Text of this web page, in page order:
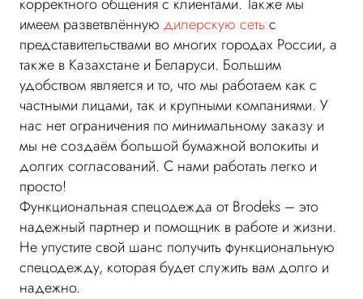
имеем разветвлённую дилерскую сетьс
представительствами во многих городах России, а
также в Казахстане и Беларуси. Большим
удобством является и то, что мы работаем как с
частными лицами, так и крупными компаниями. У
нас нет ограничения по минимальному заказу и
мы не создаём большой бумажной волокиты и
долгих согласований. С нами работать легко и
просто!
Функциональная спецодежда от Brodeks – это
надежный партнер и помощник в работе и жизни.
Не упустите свой шанс получить функциональную
спецодежду, которая будет служить вам долго и
надежно.